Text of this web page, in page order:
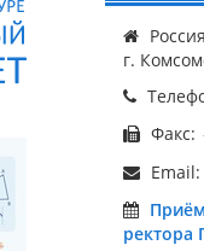
г.
Факс:
Email:
ректора